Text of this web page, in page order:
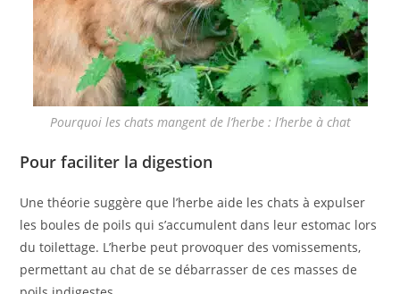
Pourquoi les chats mangent de l’herbe : l’herbe à chat
Pour faciliter la digestion
Une théorie suggère que l’herbe aide les chats à expulser
les boules de poils qui s’accumulent dans leur estomac lors
du toilettage. L’herbe peut provoquer des vomissements,
permettant au chat de se débarrasser de ces masses de